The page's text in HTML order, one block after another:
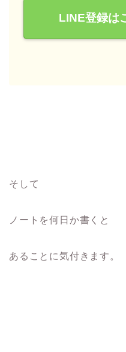
LINE登録は
そして
ノートを何日か書くと
あることに気付きます。